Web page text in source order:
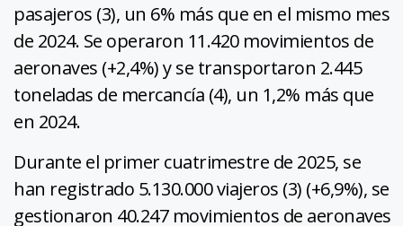
pasajeros (3), un 6% más que en el mismo mes
de 2024. Se operaron 11.420 movimientos de
aeronaves (+2,4%) y se transportaron 2.445
toneladas de mercancía (4), un 1,2% más que
en 2024.
Durante el primer cuatrimestre de 2025, se
han registrado 5.130.000 viajeros (3) (+6,9%), se
gestionaron 40.247 movimientos de aeronaves